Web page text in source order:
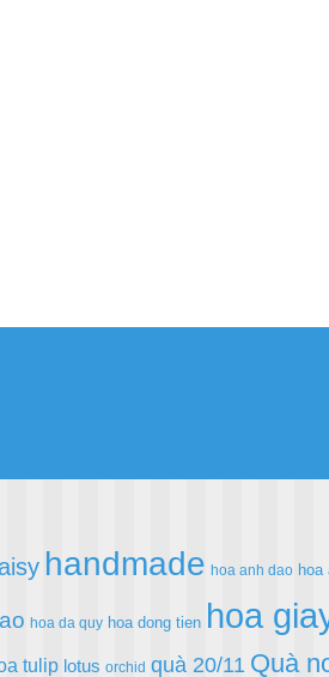
handmade hoa anh dao hoa
hoa da quy hoa dong tien hoa
tulip lotus orchid quà 20/11 Quà